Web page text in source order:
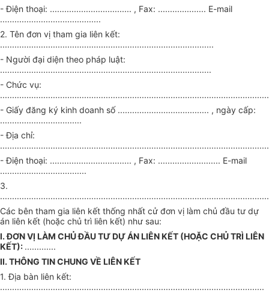
- Điện thoại: .................................. , Fax: .................... E-mail
..........................................
2. Tên đơn vị tham gia liên kết:
.........................................................................................
- Người đại diện theo pháp luật:
........................................................................................
- Chức vụ:
- Giấy đăng ký kinh doanh số ...................................... , ngày cấp:
..................................
- Địa chỉ:
- Điện thoại: .................................. , Fax: .......................... E-mail
....................................
3.
Các bên tham gia liên kết thống nhất cử đơn vị làm chủ đầu tư dự
án liên kết (hoặc chủ trì liên kết) như sau:
I. ĐƠN VỊ LÀM CHỦ ĐẦU TƯ DỰ ÁN LIÊN KẾT (HOẶC CHỦ TRÌ LIÊN
KẾT): .............
II. THÔNG TIN CHUNG VỀ LIÊN KẾT
1. Địa bàn liên kết:
..............................................................................................................